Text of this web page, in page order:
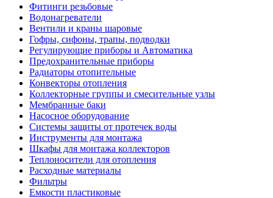
Фитинги резьбовые
Водонагреватели
Вентили и краны шаровые
Гофры, сифоны, трапы, подводки
Регулирующие приборы и Автоматика
Предохранительные приборы
Радиаторы отопительные
Конвекторы отопления
Коллекторные группы и смесительные узлы
Мембранные баки
Насосное оборудование
Системы защиты от протечек воды
Инструменты для монтажа
Шкафы для монтажа коллекторов
Теплоносители для отопления
Расходные материалы
Фильтры
Емкости пластиковые